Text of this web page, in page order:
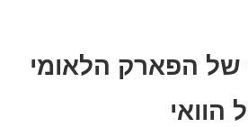
של הפארק הלאומי
הוואי